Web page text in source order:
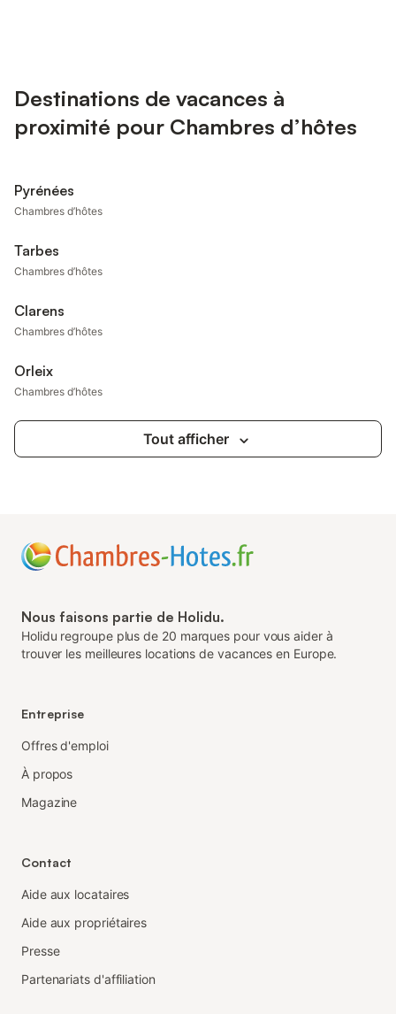
Destinations de vacances à
proximité pour Chambres d’hôtes
Pyrénées
Chambres d’hôtes
Tarbes
Chambres d’hôtes
Clarens
Chambres d’hôtes
Orleix
Chambres d’hôtes
Tout afficher
Nous faisons partie de Holidu.
Holidu regroupe plus de 20 marques pour vous aider à
trouver les meilleures locations de vacances en Europe.
Entreprise
Offres d'emploi
À propos
Magazine
Contact
Aide aux locataires
Aide aux propriétaires
Presse
Partenariats d'affiliation